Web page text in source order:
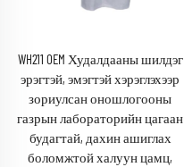
WH211 OEM Худалдааны шилдэг
эрэгтэй, эмэгтэй хэрэглэхээр
зориулсан оношлогооны
газрын лабораторийн цагаан
будагтай, дахин ашиглах
боломжтой халуун цамц,